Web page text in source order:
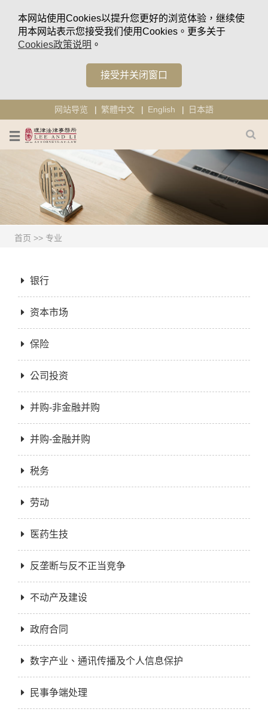
本网站使用Cookies以提升您更好的浏览体验，继续使
用本网站表示您接受我们使用Cookies。更多关于
Cookies政策说明 。
接受并关闭窗口
网站导览 繁體中文 English 日本語
首页 >> 专业
银行
资本市场
保险
公司投资
并购-非金融并购
并购-金融并购
税务
劳动
医药生技
反垄断与反不正当竞争
不动产及建设
政府合同
数字产业、通讯传播及个人信息保护
民事争端处理